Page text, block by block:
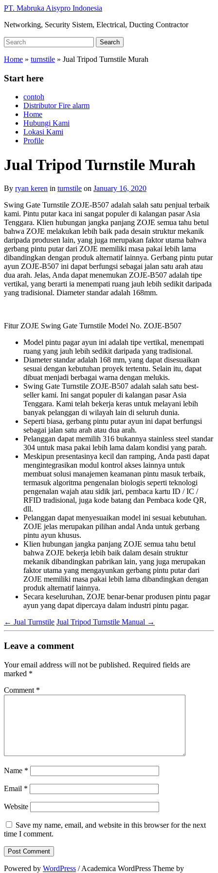
Skip
main
PT. Mabruka Aisypro Indonesia
Networking, Security Sistem, Electrical, Ducting Contractor
Search
for:
Search
Home » turnstile » Jual Tripod Turnstile Murah
Start here
contoh
Distributor Fire alarm
Home
Hubungi Kami
Lokasi Kami
Profile
Jual Tripod Turnstile Murah
By ryan keren in turnstile on January 16, 2020
Swing Gate Turnstile ZOJE-B507 adalah salah satu penjual terbaik
kami. Pintu putar kaca ini sangat populer di kalangan pasar Asia
Tenggara. Klien hubungan jangka panjang ZOJE semua tahu betul
bahwa ZOJE melakukan lebih baik pada desain struktur mekanik
daripada produsen lain, yang juga merupakan faktor utama bahwa
gerbang pintu putar dari ZOJE memiliki masa pakai lebih lama
dibandingkan dengan produk alternatif lainnya. Gerbang pintu putar
ayun ZOJE-B507 ini dapat berfungsi sebagai jalan satu arah atau
dua arah. Jelas, Anda dapat menemukan ZOJE-B507 adalah tipe
vertikal, yang berarti ia menempati ruang jauh lebih sedikit daripada
yang tradisional. Diameter standar adalah 168mm.
Fitur ZOJE Swing Gate Turnstile Model No. ZOJE-B507
Model pintu pagar ayun ini adalah tipe vertikal, menempati
ruang yang jauh lebih sedikit daripada yang tradisional.
Diameter standar adalah 168 mm, yang dapat disesuaikan
sesuai dengan kebutuhan proyek tertentu. Selain itu, dapat
dibuat menjadi berbagai warna dengan melukis.
Swing Gate Turnstile ZOJE-B507 adalah salah satu best-
seller kami. Ini sangat populer di kalangan pasar Asia
Tenggara. Kami telah bekerja keras untuk melayani lebih
banyak pelanggan di wilayah lain di seluruh dunia.
Seperti biasa, gerbang pintu putar ayun ini dapat berfungsi
sebagai jalan satu arah atau dua arah.
Pelanggan dapat memilih 316 bukannya stainless steel standar
304 untuk masa pakai lebih lama dalam kondisi yang parah.
Meskipun presentasinya kecil dan ramping, Anda pasti dapat
mengintegrasikan modul kontrol akses lainnya untuk
membuat solusi manajemen keamanan pintu masuk terbaik,
termasuk algoritma pengenalan biologis seperti teknologi
pengenalan wajah atau sidik jari, pembaca kartu ID / IC /
RFID tradisional, juga kode batang dan Pembaca kode QR,
dll.
Pelanggan dapat menyesuaikan model ini sesuai kebutuhan.
ZOJE jelas merupakan pilihan andal Anda untuk gerbang
pintu ayun khusus.
Klien hubungan jangka panjang ZOJE semua tahu betul
bahwa ZOJE bekerja lebih baik dalam desain struktur
mekanik dibandingkan pabrikan lain, yang juga merupakan
faktor utama yang mengayunkan gerbang pintu putar dari
ZOJE memiliki masa pakai lebih lama dibandingkan dengan
produk alternatif lainnya.
Secara keseluruhan, ZOJE benar-benar produsen pintu pagar
ayun yang dapat dipercaya dalam industri pintu pagar.
← Jual Turnstile Jual Tripod Turnstile Manual →
Leave a comment
Your email address will not be published. Required fields are
marked *
Comment *
Name *
Email *
Website
Save my name, email, and website in this browser for the next
time I comment.
Powered by WordPress / Academica WordPress Theme by